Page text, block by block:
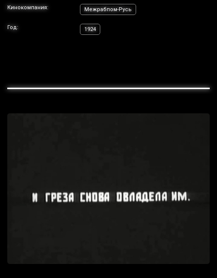
Кинокомпания: Межрабпом-Русь
Год: 1924